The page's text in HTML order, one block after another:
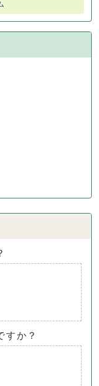
すか？